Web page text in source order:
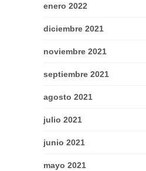
enero 2022
diciembre 2021
noviembre 2021
septiembre 2021
agosto 2021
julio 2021
junio 2021
mayo 2021